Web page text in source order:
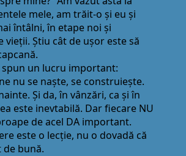
mele, am trăit-o și eu și
întâlni, în etape noi și
vieţii. Știu cât de ușor este să
spun un lucru important:
nu se naște, se construiește.
Și da, în vânzări, ca și în
este inevtabilă. Dar fiecare NU
de acel DA important.
este o lecţie, nu o dovadă că
bună.